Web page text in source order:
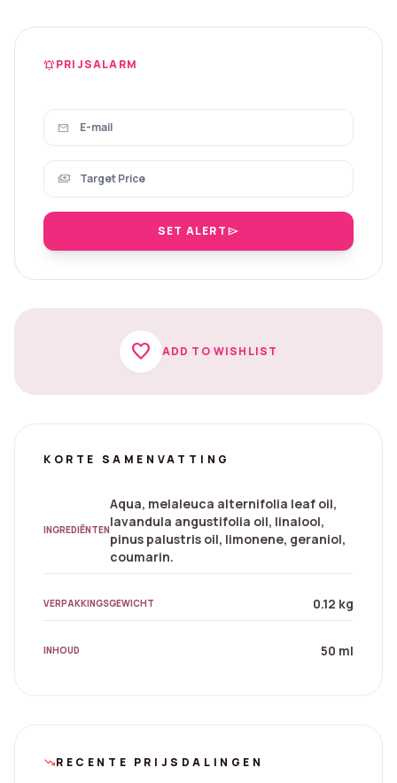
notifications_activePRIJSALARM
mail
payments
SET ALERTsend
favorite ADD TO WISHLIST
KORTE SAMENVATTING
INGREDIËNTEN
Aqua, melaleuca alternifolia leaf oil,
lavandula angustifolia oil, linalool,
pinus palustris oil, limonene, geraniol,
coumarin.
VERPAKKINGSGEWICHT 0.12 kg
INHOUD 50 ml
trending_downRECENTE PRIJSDALINGEN